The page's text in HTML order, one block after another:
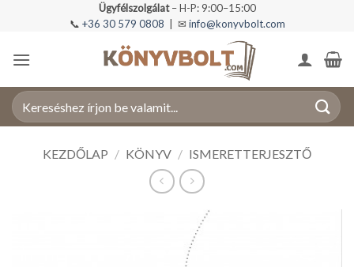
Ügyfélszolgálat– H-P: 9:00–15:00
📞 +36 30 579 0808 | ✉ info@konyvbolt.com
Keresés
a
KEZDŐLAP / KÖNYV / ISMERETTERJESZTŐ